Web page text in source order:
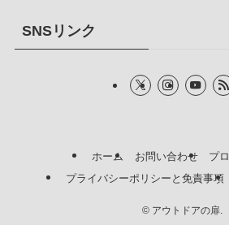
SNSリンク
ホーム お問い合わせ
プ
プライバシーポリシーと免責事項
©アウトドアの扉.